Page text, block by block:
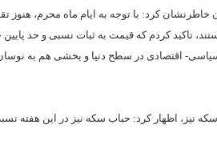
کرد: با توجه به ایام ماه محرم، هنوز
تاکید کردم که قیمت به ثبات نسبی و حد
سیاسی- اقتصادی در سطح دنیا و بخشی هم به